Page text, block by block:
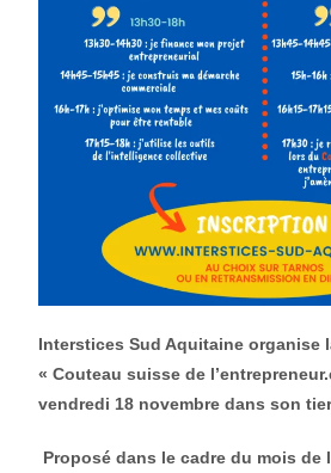
Interstices Sud Aquitaine organise
« Couteau suisse de
vendredi 18 novembre dans son
Proposé dans le cadre du mois de